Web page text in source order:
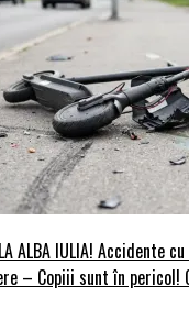
ALBA IULIA! Accidente
– Copiii sunt în pericol!